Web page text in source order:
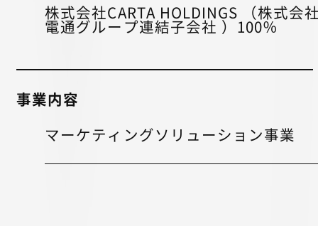
株式会社CARTA HOLDINGS （株式会
電通グループ連結子会社 ）100％
事業内容
マーケティングソリューション事業